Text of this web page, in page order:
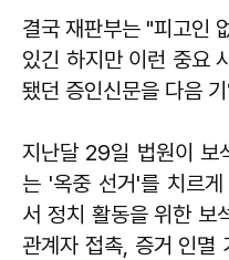
결국 재판부는 "피고인
있긴 하지만 이런 중요
됐던 증인신문을 다음
지난달 29일 법원이 보
는 '옥중 선거'를 치르
서 정치 활동을 위한 보
관계자 접촉, 증거 인멸